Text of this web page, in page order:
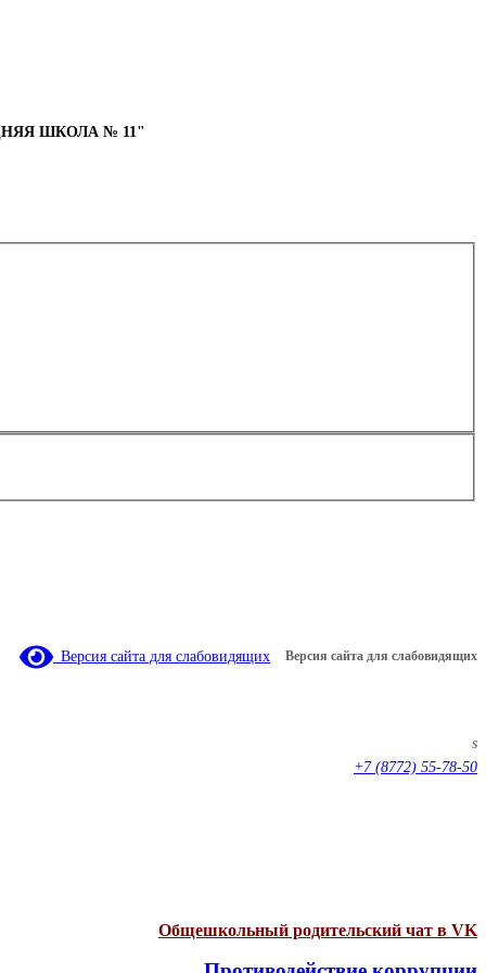
ШКОЛА № 11"
Версия сайта для слабовидящих Версия сайта для слабовидящих
s
+7 (8772) 55-78-50
Общешкольный родительский чат в VK